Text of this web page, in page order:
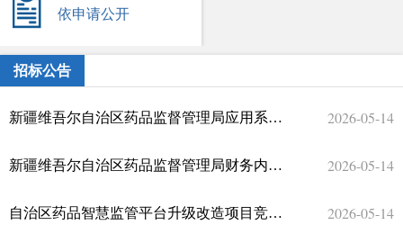
依申请公开
招标公告
新疆维吾尔自治区药品监督管理局应用系统运维服务项目竞争性磋商公告 2026-05-14
新疆维吾尔自治区药品监督管理局财务内控管理平台系统运维服务项目竞争性磋商公告 2026-05-14
自治区药品智慧监管平台升级改造项目竞争性磋商公告 2026-05-14